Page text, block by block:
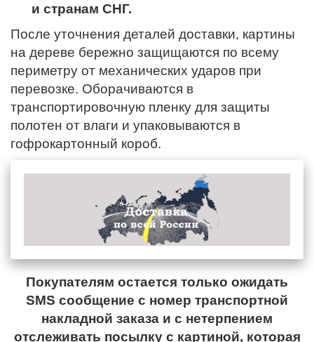
и странам СНГ.
После уточнения деталей доставки, картины
на дереве бережно защищаются по всему
периметру от механических ударов при
перевозке. Оборачиваются в
транспортировочную пленку для защиты
полотен от влаги и упаковываются в
гофрокартонный короб.
Покупателям остается только ожидать
SMS сообщение с номер транспортной
накладной заказа и с нетерпением
отслеживать посылку с картиной, которая